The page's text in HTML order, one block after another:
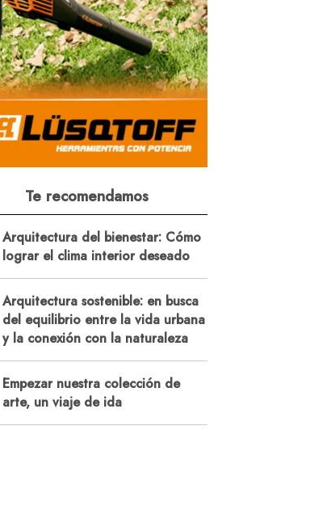
Te recomendamos
Arquitectura del bienestar: Cómo
lograr el clima interior deseado
Arquitectura sostenible: en busca
del equilibrio entre la vida urbana
y la conexión con la naturaleza
Empezar nuestra colección de
arte, un viaje de ida